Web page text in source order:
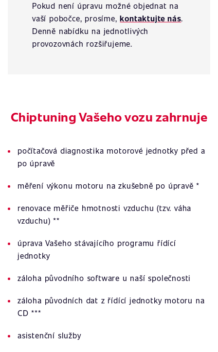
Pokud není úpravu možné objednat na
vaší pobočce, prosíme,kontaktujte nás.
Denně nabídku na jednotlivých
provozovnách rozšiřujeme.
Chiptuning Vašeho vozu zahrnuje
počítačová diagnostika motorové jednotky před a
po úpravě
měření výkonu motoru na zkušebně po úpravě *
renovace měřiče hmotnosti vzduchu (tzv. váha
vzduchu) **
úprava Vašeho stávajícího programu řídící
jednotky
záloha původního software u naší společnosti
záloha původních dat z řídící jednotky motoru na
CD ***
asistenční služby